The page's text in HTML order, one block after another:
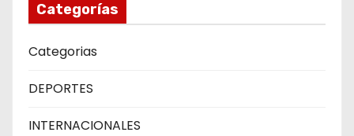
Categorías
Categorias
DEPORTES
INTERNACIONALES